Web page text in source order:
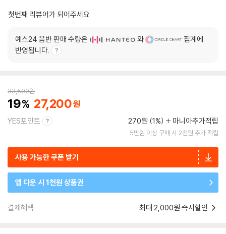
첫번째 리뷰어가 되어주세요
예스24 음반 판매 수량은 와
집계에
반영됩니다.
33,500원
19 27,200
YES포인트 270원 (1%) 마니아추가적립
5만원 이상 구매 시 2천원 추가 적립
사용 가능한 쿠폰 받기
앱 다운 시 1천원 상품권
결제혜택 최대 2,000원 즉시할인